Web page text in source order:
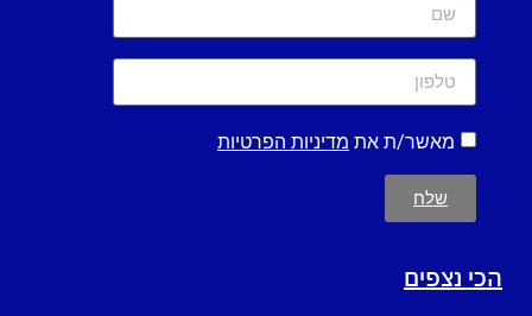
מאשר/ת את מדיניות הפרטיות
שלח
הכי נצפים